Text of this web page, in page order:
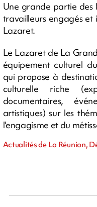
Une grande partie des
travailleurs engagés et
Lazaret.
Le Lazaret de La
équipement culturel
qui propose à
culturelle riche
documentaires,
artistiques) sur les
l'engagisme et du
Actualités de La Réunion,